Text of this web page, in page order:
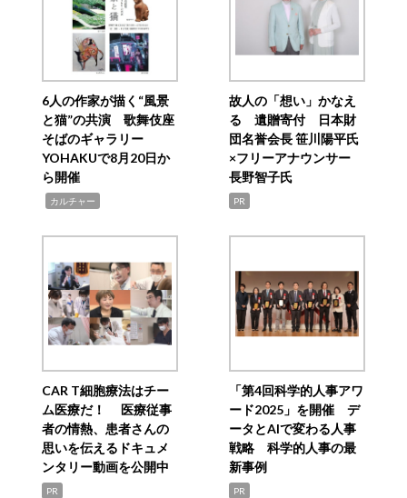
6人の作家が描く“風景
と猫”の共演 歌舞伎座
そばのギャラリー
YOHAKUで8月20日か
ら開催
カルチャー
故人の「想い」かなえ
る 遺贈寄付 日本財
団名誉会長 笹川陽平氏
×フリーアナウンサー
長野智子氏
PR
CAR T細胞療法はチー
ム医療だ！ 医療従事
者の情熱、患者さんの
思いを伝えるドキュメ
ンタリー動画を公開中
PR
「第4回科学的人事アワ
ード2025」を開催 デ
ータとAIで変わる人事
戦略 科学的人事の最
新事例
PR